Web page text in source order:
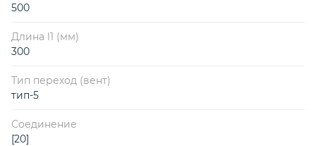
500
Длина l1 (мм)
300
Тип переход (вент)
тип-5
Соединение
[20]